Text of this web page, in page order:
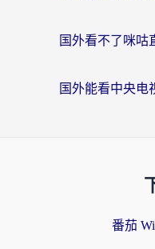
番茄